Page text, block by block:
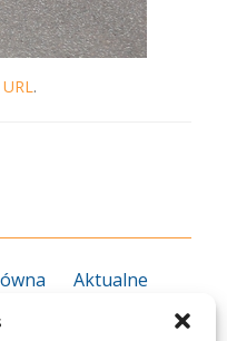
.
Aktualne
roku szkolnego